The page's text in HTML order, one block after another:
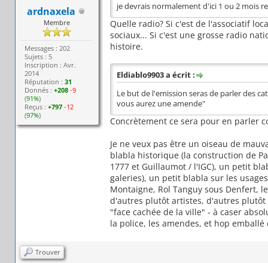
ardnaxela
Membre
Messages : 202
Sujets : 5
Inscription : Avr.
2014
Réputation :31
Donnés :+208 -9
(91%)
Reçus :+797 -12
(97%)
je devrais normalement d'ici 1 ou 2 mois
Quelle radio? Si c'est de l'associatif
sociaux... Si c'est une grosse radio
histoire.
Eldiablo9903 a écrit :
Le but de l'emission seras de parler des
vous aurez une amende"
Concrètement ce sera pour en parler
Je ne veux pas être un oiseau de
blabla historique (la construction de
1777 et Guillaumot / l'IGC), un petit
galeries), un petit blabla sur les
Montaigne, Rol Tanguy sous Denfert,
d'autres plutôt artistes, d'autres
"face cachée de la ville" - à caser
la police, les amendes, et hop emballé
Trouver